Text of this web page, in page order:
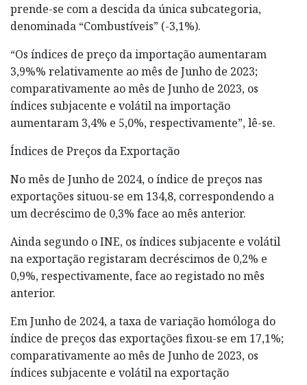
prende-se com a descida da única subcategoria,
denominada “Combustíveis” (-3,1%).
“Os índices de preço da importação aumentaram
3,9%% relativamente ao mês de Junho de 2023;
comparativamente ao mês de Junho de 2023, os
índices subjacente e volátil na importação
aumentaram 3,4% e 5,0%, respectivamente”, lê-se.
Índices de Preços da Exportação
No mês de Junho de 2024, o índice de preços nas
exportações situou-se em 134,8, correspondendo a
um decréscimo de 0,3% face ao mês anterior.
Ainda segundo o INE, os índices subjacente e volátil
na exportação registaram decréscimos de 0,2% e
0,9%, respectivamente, face ao registado no mês
anterior.
Em Junho de 2024, a taxa de variação homóloga do
índice de preços das exportações fixou-se em 17,1%;
comparativamente ao mês de Junho de 2023, os
índices subjacente e volátil na exportação